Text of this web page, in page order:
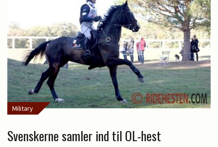
Military
Svenskerne samler ind til OL-hest